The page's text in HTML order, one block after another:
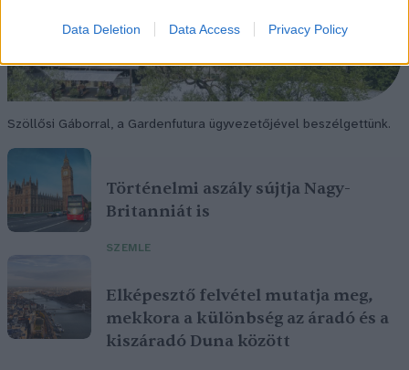
Data Deletion Data Access Privacy Policy
Szöllősi Gáborral, a Gardenfutura ügyvezetőjével beszélgettünk.
Történelmi aszály sújtja Nagy-
Britanniát is
SZEMLE
Elképesztő felvétel mutatja meg,
mekkora a különbség az áradó és a
kiszáradó Duna között